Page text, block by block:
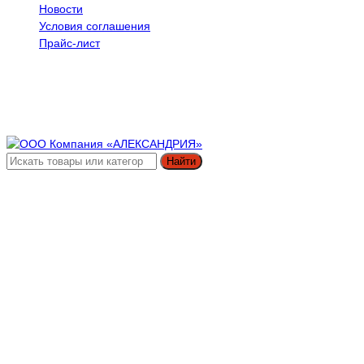
Новости
Условия соглашения
Прайс-лист
Найти